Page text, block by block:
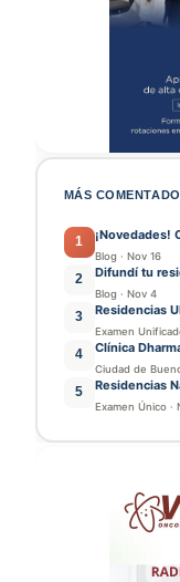
MÁS
1 ¡Novedades!
Blog · Nov 16
2 Difundí tu
Blog · Nov 4
3 Residencias
Examen
4 Clínica
Ciudad de
5 Residencias
Examen Único ·